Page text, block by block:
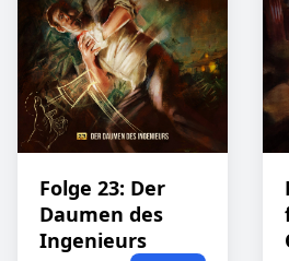
Folge 23: Der
Daumen des
Ingenieurs